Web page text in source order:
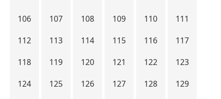
106
107 108 109 110
111
112
113 114 115 116
117
118
119 120 121 122
123
124
125 126 127 128
129